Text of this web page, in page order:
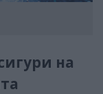
на